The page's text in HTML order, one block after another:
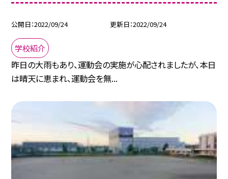
公開日 2022/09/24 更新日 2022/09/24
学校紹介
昨日の大雨もあり、運動会の実施が心配されましたが、本日
は晴天に恵まれ、運動会を無...